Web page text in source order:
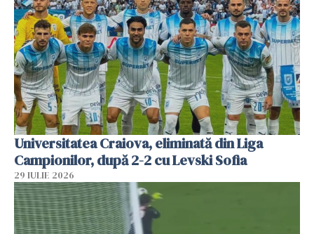
Universitatea Craiova, eliminată din Liga
Campionilor, după 2-2 cu Levski Sofia
29 IULIE 2026